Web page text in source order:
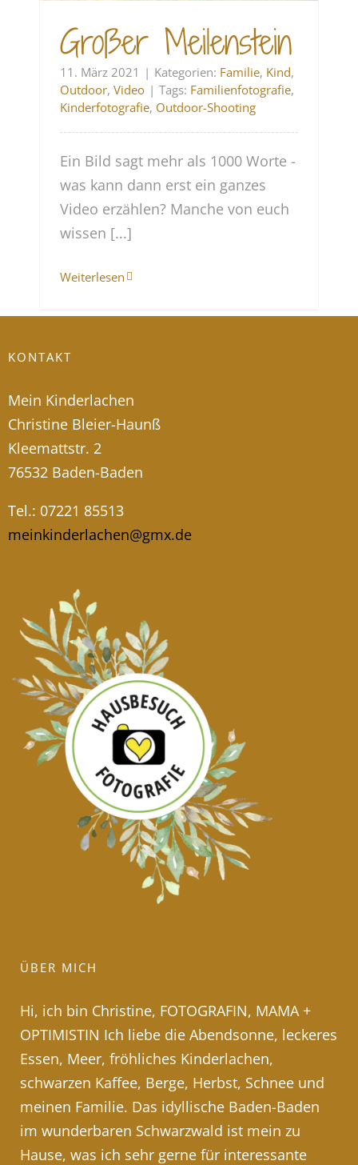
Großer Meilenstein
11. März 2021 | Kategorien: Familie, Kind,
Outdoor,Video | Tags: Familienfotografie,
Kinderfotografie, Outdoor-Shooting
Ein Bild sagt mehr als 1000 Worte -
was kann dann erst ein ganzes
Video erzählen? Manche von euch
wissen [...]
Weiterlesen
KONTAKT
Mein Kinderlachen
Christine Bleier-Haunß
Kleemattstr. 2
76532 Baden-Baden
Tel.: 07221 85513
meinkinderlachen@gmx.de
ÜBER MICH
Hi, ich bin Christine, FOTOGRAFIN, MAMA +
OPTIMISTIN Ich liebe die Abendsonne, leckeres
Essen, Meer, fröhliches Kinderlachen,
schwarzen Kaffee, Berge, Herbst, Schnee und
meinen Familie. Das idyllische Baden-Baden
im wunderbaren Schwarzwald ist mein zu
Hause, was ich sehr gerne für interessante